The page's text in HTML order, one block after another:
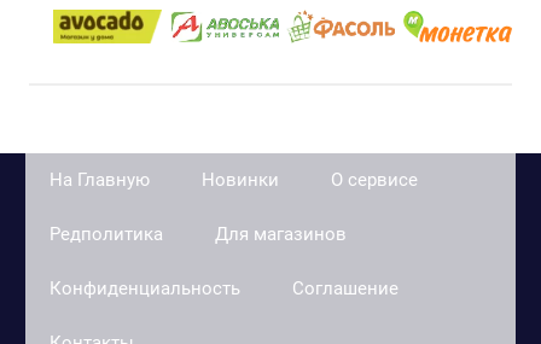
На Главную Новинки О сервисе
Редполитика Для магазинов
Конфиденциальность Соглашение